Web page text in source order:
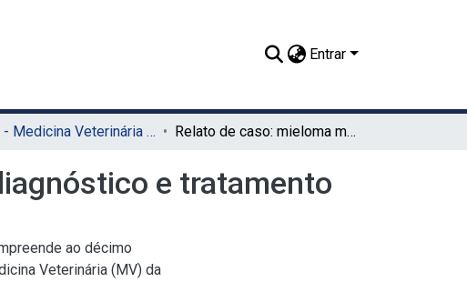
Entrar
TCC - Medicina Veterinária (Sede) Relato de caso: mieloma múltiplo em canino – diagnóstico e tratamento
e tratamento
ao décimo
Veterinária (MV) da